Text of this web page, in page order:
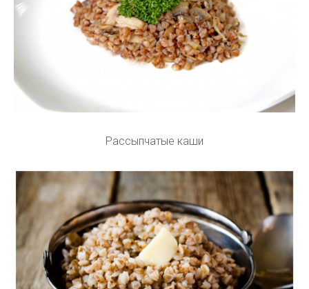
Рассыпчатые каши